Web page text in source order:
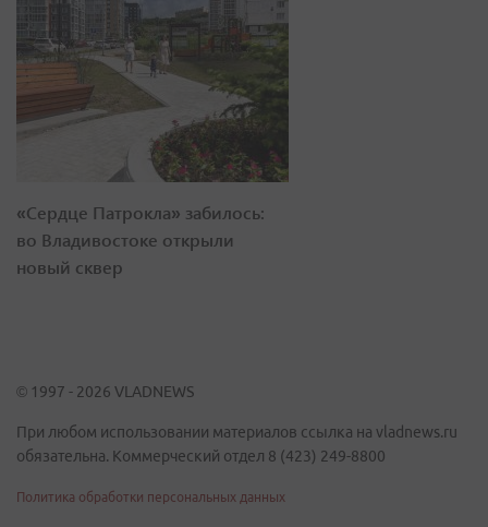
«Сердце Патрокла» забилось:
во Владивостоке открыли
новый сквер
© 1997 - 2026 VLADNEWS
При любом использовании материалов ссылка на vladnews.ru
обязательна. Коммерческий отдел 8 (423) 249-8800
Политика обработки персональных данных